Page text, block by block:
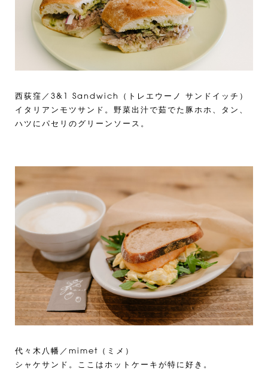
西荻窪／3&1 Sandwich（トレエウーノ サンドイッチ）
イタリアンモツサンド。野菜出汁で茹でた豚ホホ、タン、
ハツにパセリのグリーンソース。
代々木八幡／mimet（ミメ）
シャケサンド。ここはホットケーキが特に好き。